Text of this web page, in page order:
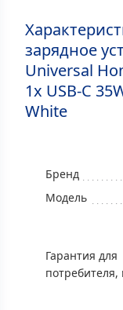
зарядное
Universal
1x USB-C
White
Бренд
Модель
Гарантия для
потребителя,